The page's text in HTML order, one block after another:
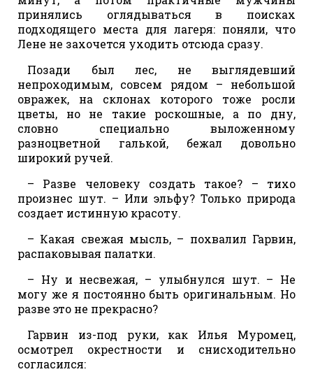
принялись оглядываться в поисках
подходящего места для лагеря: поняли, что
Лене не захочется уходить отсюда сразу.
Позади был лес, не выглядевший
непроходимым, совсем рядом – небольшой
овражек, на склонах которого тоже росли
цветы, но не такие роскошные, а по дну,
словно специально выложенному
разноцветной галькой, бежал довольно
широкий ручей.
– Разве человеку создать такое? – тихо
произнес шут. – Или эльфу? Только природа
создает истинную красоту.
– Какая свежая мысль, – похвалил Гарвин,
распаковывая палатки.
– Ну и несвежая, – улыбнулся шут. – Не
могу же я постоянно быть оригинальным. Но
разве это не прекрасно?
Гарвин из-под руки, как Илья Муромец,
осмотрел окрестности и снисходительно
согласился: